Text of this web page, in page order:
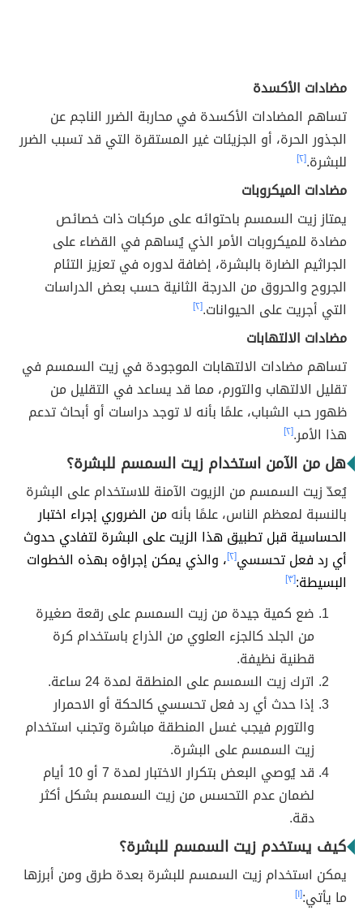
مضادات الأكسدة
تساهم المضادات الأكسدة في محاربة الضرر الناجم عن
الجذور الحرة، أو الجزيئات غير المستقرة التي قد تسبب الضرر
للبشرة.[٢]
مضادات الميكروبات
يمتاز زيت السمسم باحتوائه على مركبات ذات خصائص
مضادة للميكروبات الأمر الذي يُساهم في القضاء على
الجراثيم الضارة بالبشرة، إضافة لدوره في تعزيز التئام
الجروح والحروق من الدرجة الثانية حسب بعض الدراسات
التي أجريت على الحيوانات.[٢]
مضادات الالتهابات
تساهم مضادات الالتهابات الموجودة في زيت السمسم في
تقليل الالتهاب والتورم، مما قد يساعد في التقليل من
ظهور حب الشباب، علمًا بأنه لا توجد دراسات أو أبحاث تدعم
هذا الأمر.[٢]
هل من الآمن استخدام زيت السمسم للبشرة؟
يُعدّ زيت السمسم من الزيوت الآمنة للاستخدام على البشرة
بالنسبة لمعظم الناس، علمًا بأنهمن الضروري إجراء اختبار
الحساسية قبل تطبيق هذا الزيت على البشرة لتفادي حدوث
أي رد فعل تحسسي[٢] ، والذي يمكن إجراؤه بهذه الخطوات
البسيطة:[٣]
ضع كمية جيدة من زيت السمسم على رقعة صغيرة
من الجلد كالجزء العلوي من الذراع باستخدام كرة
قطنية نظيفة.
اترك زيت السمسم على المنطقة لمدة 24 ساعة.
إذا حدث أي رد فعل تحسسي كالحكة أو الاحمرار
والتورم فيجب غسل المنطقة مباشرة وتجنب استخدام
زيت السمسم على البشرة.
قد يُوصي البعض بتكرار الاختبار لمدة 7 أو 10 أيام
لضمان عدم التحسس من زيت السمسم بشكل أكثر
دقة.
كيف يستخدم زيت السمسم للبشرة؟
يمكن استخدام زيت السمسم للبشرة بعدة طرق ومن أبرزها
ما يأتي:[١]